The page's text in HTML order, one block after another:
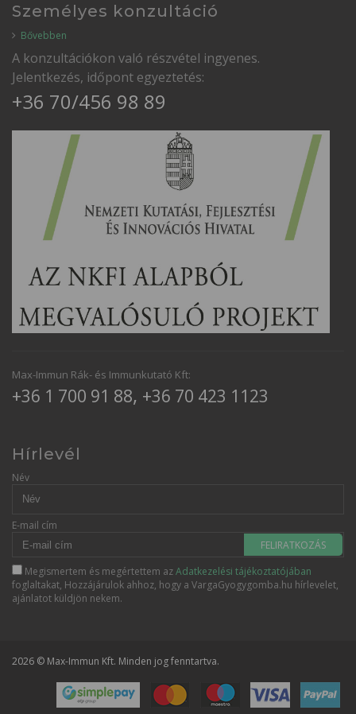
Személyes konzultáció
Bővebben
A konzultációkon való részvétel ingyenes.
Jelentkezés, időpont egyeztetés:
+36 70/456 98 89
Max-Immun Rák- és Immunkutató Kft:
+36 1 700 91 88, +36 70 423 1123
Hírlevél
Név
E-mail cím
FELIRATKOZÁS
Megismertem és megértettem azAdatkezelési tájékoztatójában
foglaltakat, Hozzájárulok ahhoz, hogy a VargaGyogygomba.hu hírlevelet,
ajánlatot küldjön nekem.
2026 © Max-Immun Kft. Minden jog fenntartva.